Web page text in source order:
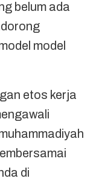
belum ada
model
etos kerja
di